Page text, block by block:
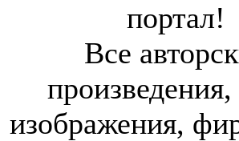
портал!
Все
произведения,
изображения,